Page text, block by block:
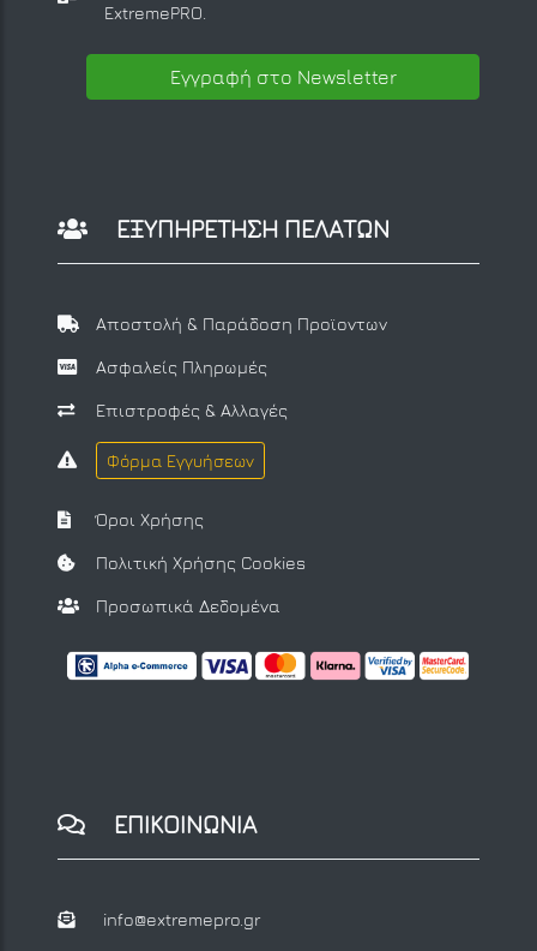
ExtremePRO.
Εγγραφή στο Newsletter
ΕΞΥΠΗΡΕΤΗΣΗ ΠΕΛΑΤΩΝ
Αποστολή & Παράδοση Προϊοντων
Ασφαλείς Πληρωμές
Επιστροφές & Αλλαγές
Φόρμα Εγγυήσεων
Όροι Χρήσης
Πολιτική Χρήσης Cookies
Προσωπικά Δεδομένα
ΕΠΙΚΟΙΝΩΝΙΑ
info@extremepro.gr